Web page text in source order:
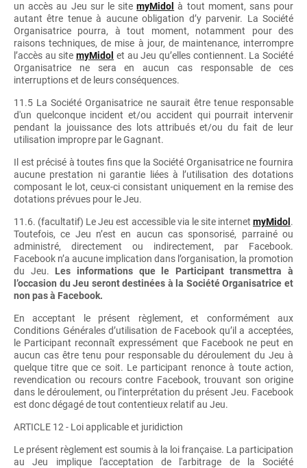
un accès au Jeu sur le sitemyMidol à tout moment, sans pour
autant être tenue à aucune obligation d’y parvenir. La Société
Organisatrice pourra, à tout moment, notamment pour des
raisons techniques, de mise à jour, de maintenance, interrompre
l’accès au sitemyMidol et au Jeu qu’elles contiennent. La Société
Organisatrice ne sera en aucun cas responsable de ces
interruptions et de leurs conséquences.
11.5 La Société Organisatrice ne saurait être tenue responsable
d'un quelconque incident et/ou accident qui pourrait intervenir
pendant la jouissance des lots attribués et/ou du fait de leur
utilisation impropre par le Gagnant.
Il est précisé à toutes fins que la Société Organisatrice ne fournira
aucune prestation ni garantie liées à l’utilisation des dotations
composant le lot, ceux-ci consistant uniquement en la remise des
dotations prévues pour le Jeu.
11.6. (facultatif) Le Jeu est accessible via le site internet myMidol .
Toutefois, ce Jeu n’est en aucun cas sponsorisé, parrainé ou
administré, directement ou indirectement, par Facebook.
Facebook n’a aucune implication dans l’organisation, la promotion
du Jeu. Les informations que le Participant transmettra à
l’occasion du Jeu seront destinées à la Société Organisatrice et
non pas à Facebook.
En acceptant le présent règlement, et conformément aux
Conditions Générales d’utilisation de Facebook qu’il a acceptées,
le Participant reconnaît expressément que Facebook ne peut en
aucun cas être tenu pour responsable du déroulement du Jeu à
quelque titre que ce soit. Le participant renonce à toute action,
revendication ou recours contre Facebook, trouvant son origine
dans le déroulement, ou l’interprétation du présent Jeu. Facebook
est donc dégagé de tout contentieux relatif au Jeu.
ARTICLE 12 - Loi applicable et juridiction
Le présent règlement est soumis à la loi française. La participation
au Jeu implique l'acceptation de l'arbitrage de la Société